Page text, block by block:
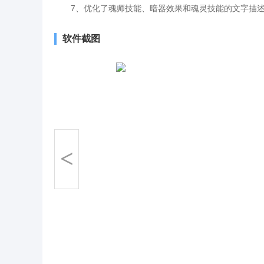
7、优化了魂师技能、暗器效果和魂灵技能的文字描
软件截图
<